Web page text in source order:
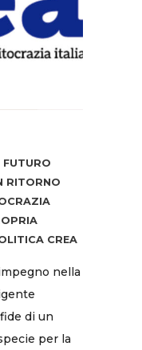
FUTURO
RITORNO
CREA
nella
di un
per la